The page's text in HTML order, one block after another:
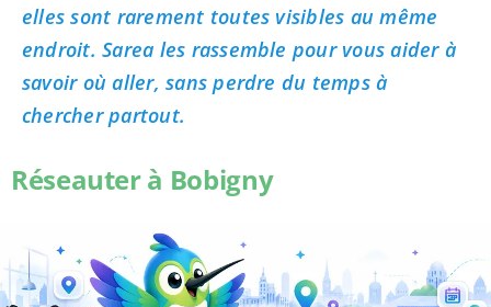
elles sont rarement toutes visibles au même
endroit. Sarea les rassemble pour vous aider à
savoir où aller, sans perdre du temps à
chercher partout.
Réseauter à Bobigny